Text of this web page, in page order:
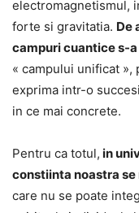
electromagnetismul,
forte si gravitatia. De
campuri cuantice s-
« campului unificat
exprima intr-o
in ce mai concrete.
Pentru ca totul, in
constiinta noastra
care nu se poate